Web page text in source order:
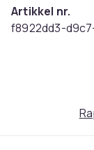
Artikkel nr.
f8922dd3-